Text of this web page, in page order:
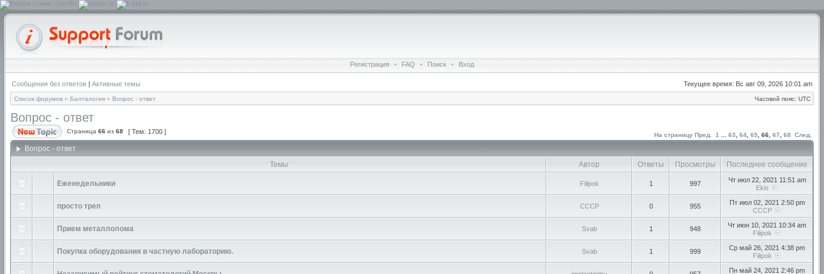
Регистрация • FAQ • Поиск • Вход
Сообщения без ответов | Активные темы Текущее время: Вс авг 09, 2026 10:01 am
Список форумов » Балталогия » Вопрос - ответ Часовой пояс: UTC
Вопрос - ответ
Страница 66 из 68 [ Тем: 1700 ] На страницу Пред. 1 63 64 65 66 67 68 След.
Вопрос - ответ
Темы
Автор Ответы Просмотры Последнее сообщение
Еженедельники Filipok 1 997
Чт июл 22, 2021 11:51 am
Ekis
просто треп СССР 0 955
Пт июл 02, 2021 2:50 pm
СССР
Прием металлолома Svab 1 948
Чт июн 10, 2021 10:34 am
Filipok
Покупка оборудования в частную лабораторию. Svab 1 999
Ср май 26, 2021 4:38 pm
Filipok
Пн май 24, 2021 2:46 pm